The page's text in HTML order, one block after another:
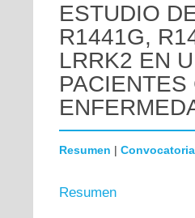
ESTUDIO
R1441G,
LRRK2 EN
Resumen | Convocatoria
Resumen